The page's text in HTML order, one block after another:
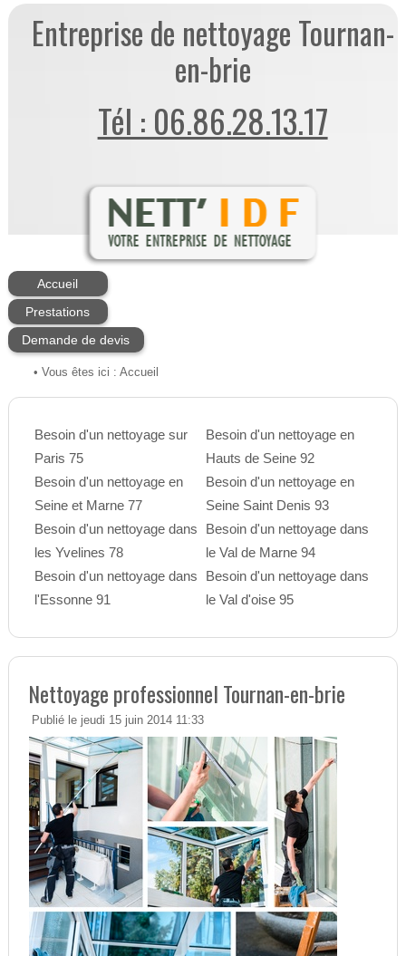
Entreprise de nettoyage Tournan-
en-brie
Tél : 06.86.28.13.17
Accueil
Prestations
Demande de devis
• Vous êtes ici : Accueil
Besoin d'un nettoyage sur
Paris 75
Besoin d'un nettoyage en
Seine et Marne 77
Besoin d'un nettoyage dans
les Yvelines 78
Besoin d'un nettoyage dans
l'Essonne 91
Besoin d'un nettoyage en
Hauts de Seine 92
Besoin d'un nettoyage en
Seine Saint Denis 93
Besoin d'un nettoyage dans
le Val de Marne 94
Besoin d'un nettoyage dans
le Val d'oise 95
Nettoyage professionnel Tournan-en-brie
Publié le jeudi 15 juin 2014 11:33